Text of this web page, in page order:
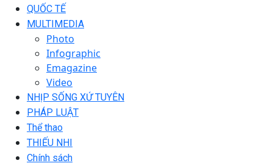
QUỐC TẾ
MULTIMEDIA
Photo
Infographic
Emagazine
Video
NHỊP SỐNG XỨ TUYÊN
PHÁP LUẬT
Thể thao
THIẾU NHI
Chính sách